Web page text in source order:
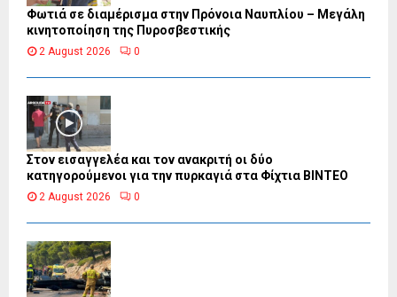
Φωτιά σε διαμέρισμα στην Πρόνοια Ναυπλίου – Μεγάλη
κινητοποίηση της Πυροσβεστικής
2 August 2026 0
Στον εισαγγελέα και τον ανακριτή οι δύο
κατηγορούμενοι για την πυρκαγιά στα Φίχτια ΒΙΝΤΕΟ
2 August 2026 0